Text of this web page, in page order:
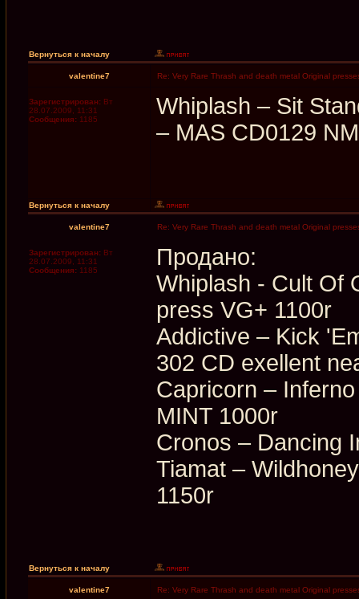
Вернуться к началу
valentine7 Re: Very Rare Thrash and death metal Original
Зарегистрирован: Вт
28.07.2009, 11:31
Сообщения: 1185
Whiplash ‎– Sit
‎– MAS CD0129
Вернуться к началу
valentine7 Re: Very Rare Thrash and death metal Original
Зарегистрирован: Вт
28.07.2009, 11:31
Сообщения: 1185
Продано:
Whiplash - Cult Of
press VG+ 1100r
Addictive ‎– Kick
302 CD exellent
Capricorn ‎–
MINT 1000r
Cronos ‎– Dancing
Tiamat ‎–
1150r
Вернуться к началу
valentine7 Re: Very Rare Thrash and death metal Original